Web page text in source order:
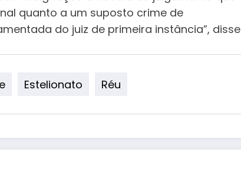
quanto a um suposto crime de
do juiz de primeira instância”, disse
Estelionato Réu